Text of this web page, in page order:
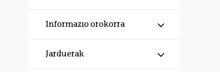
Informazio orokorra Erakutsi/
Jarduerak Erakutsi/